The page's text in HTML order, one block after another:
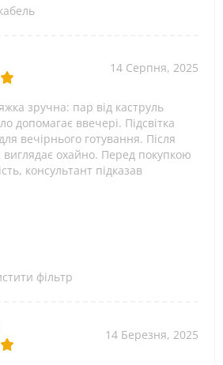
14 Серпня, 2025
зручна: пар від каструль
допомагає ввечері. Підсвітка
вечірнього готування. Після
охайно. Перед покупкою
консультант підказав
фільтр
14 Березня, 2025